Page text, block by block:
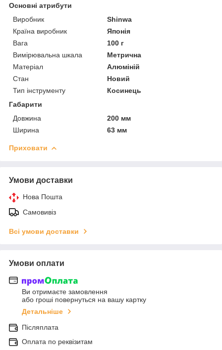
Основні атрибути
Виробник
Shinwa
Країна виробник
Японія
Вага
100 г
Вимірювальна шкала
Метрична
Матеріал
Алюміній
Стан
Новий
Тип інструменту
Косинець
Габарити
Довжина
200 мм
Ширина
63 мм
Приховати
Умови доставки
Нова Пошта
Самовивіз
Всі умови доставки
Умови оплати
Ви отримаєте замовлення
або гроші повернуться на вашу картку
Детальніше
Післяплата
Оплата по реквізитам